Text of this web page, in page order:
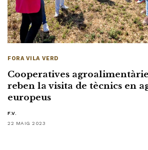
FORA VILA VERD
Cooperatives
reben la visita de tècnics en
europeus
F.V.
22 MAIG 2023